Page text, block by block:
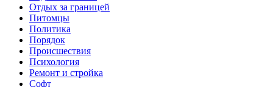
Отдых за границей
Питомцы
Политика
Порядок
Происшествия
Психология
Ремонт и стройка
Софт